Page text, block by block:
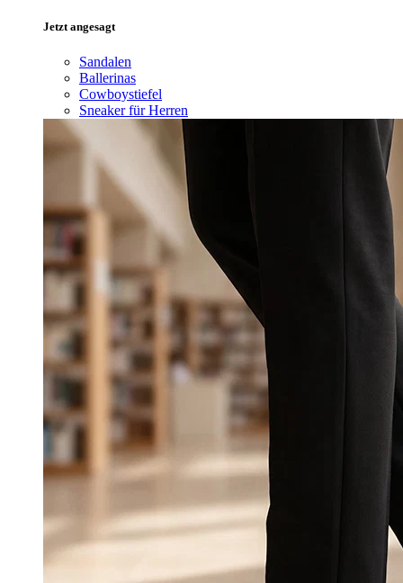
Jetzt angesagt
Sandalen
Ballerinas
Cowboystiefel
Sneaker für Herren